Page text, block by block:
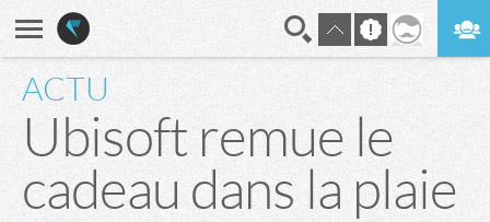
ACTU
Ubisoft remue le
cadeau dans la plaie